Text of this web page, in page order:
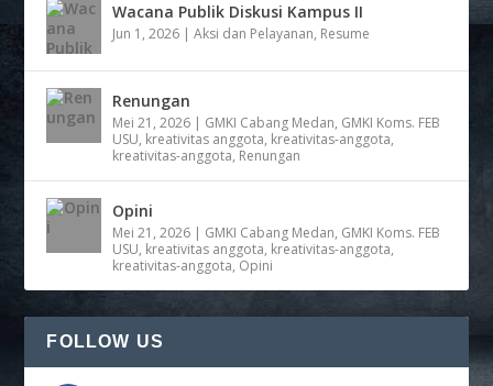
Wacana Publik Diskusi Kampus II
Jun 1, 2026 |Aksi dan Pelayanan, Resume
Renungan
Mei 21, 2026 | GMKI Cabang Medan, GMKI Koms. FEB
USU, kreativitas anggota, kreativitas-anggota,
kreativitas-anggota, Renungan
Opini
Mei 21, 2026 | GMKI Cabang Medan, GMKI Koms. FEB
USU, kreativitas anggota, kreativitas-anggota,
kreativitas-anggota, Opini
FOLLOW US